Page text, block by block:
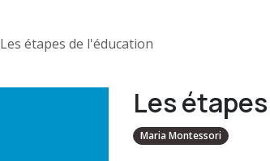
Les étapes de l'éducation
Les
Maria Montessori